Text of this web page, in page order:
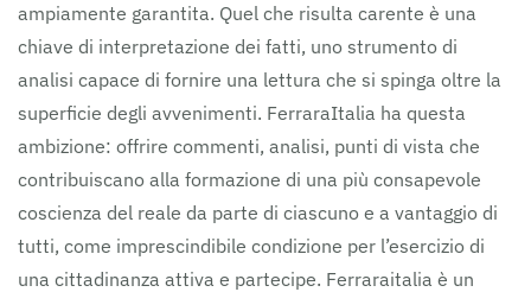
ampiamente garantita. Quel che risulta carente è una
chiave di interpretazione dei fatti, uno strumento di
analisi capace di fornire una lettura che si spinga oltre la
superficie degli avvenimenti. FerraraItalia ha questa
ambizione: offrire commenti, analisi, punti di vista che
contribuiscano alla formazione di una più consapevole
coscienza del reale da parte di ciascuno e a vantaggio di
tutti, come imprescindibile condizione per l’esercizio di
una cittadinanza attiva e partecipe. Ferraraitalia è un